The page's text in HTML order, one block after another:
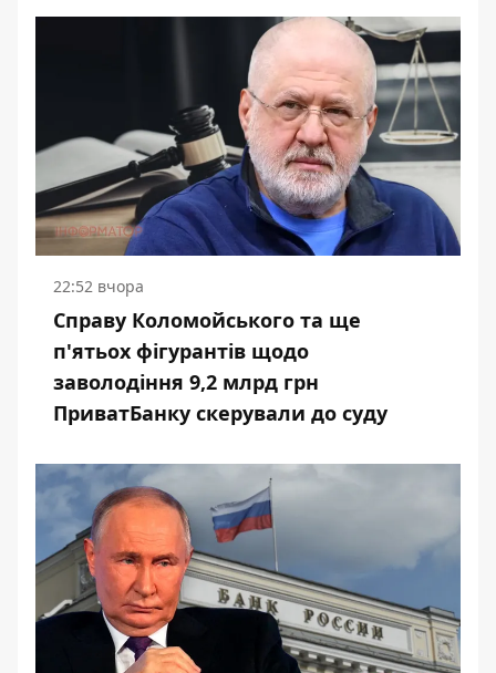
22:52 вчора
Справу Коломойського та ще
п'ятьох фігурантів щодо
заволодіння 9,2 млрд грн
ПриватБанку скерували до суду